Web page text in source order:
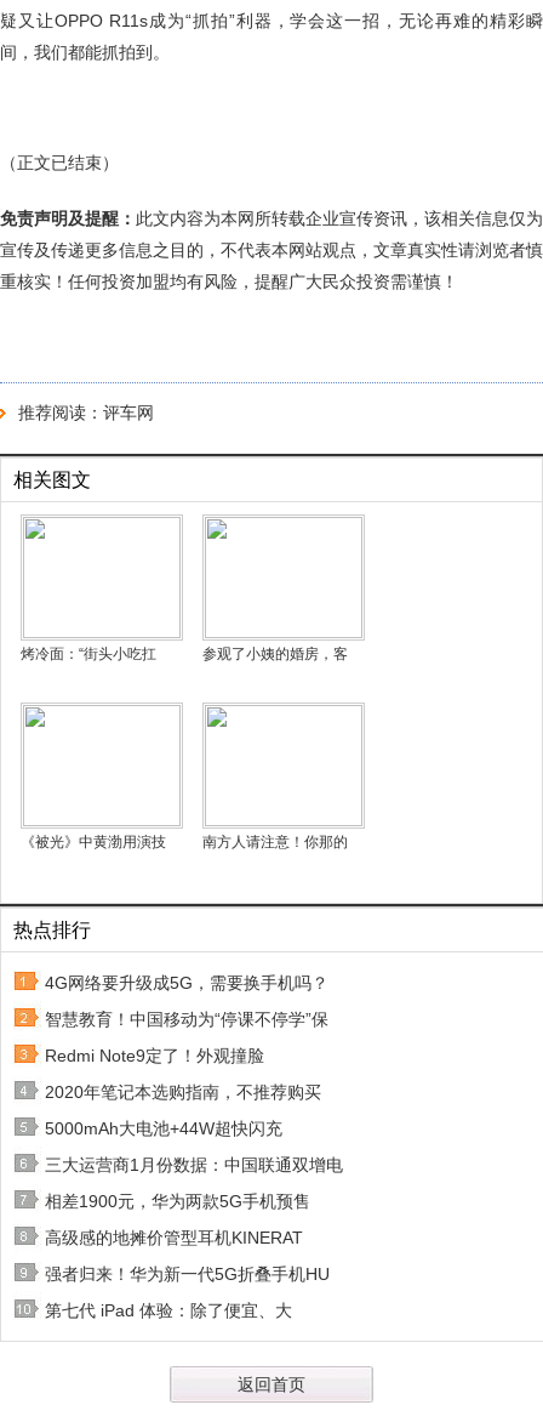
疑又让OPPO R11s成为“抓拍”利器，学会这一招，无论再难的精彩瞬
间，我们都能抓拍到。
（正文已结束）
免责声明及提醒： 此文内容为本网所转载企业宣传资讯，该相关信息仅为
宣传及传递更多信息之目的，不代表本网站观点，文章真实性请浏览者慎
重核实！任何投资加盟均有风险，提醒广大民众投资需谨慎！
推荐阅读： 评车网
相关图文
烤冷面：“街头小吃扛 参观了小姨的婚房，客
《被光》中黄渤用演技 南方人请注意！你那的
热点排行
4G网络要升级成5G，需要换手机吗？
智慧教育！中国移动为“停课不停学”保
Redmi Note9定了！外观撞脸
2020年笔记本选购指南，不推荐购买
5000mAh大电池+44W超快闪充
三大运营商1月份数据：中国联通双增电
相差1900元，华为两款5G手机预售
高级感的地摊价管型耳机KINERAT
强者归来！华为新一代5G折叠手机HU
第七代 iPad 体验：除了便宜、大
返回首页